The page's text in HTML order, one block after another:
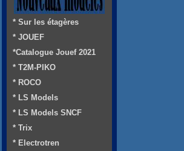
* Sur les étagères
* JOUEF
*Catalogue Jouef 2021
* T2M-PIKO
* ROCO
* LS Models
* LS Models SNCF
* Trix
* Electrotren